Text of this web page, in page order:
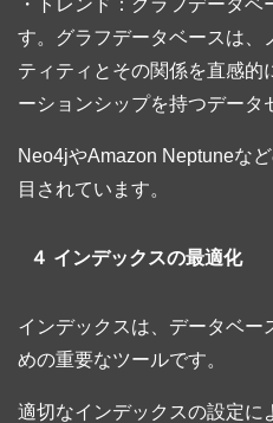
す。グラフデータベースは、
ティティとその関係を直感的
ーションシップを持つデータ
Neo4jやAmazon Neptuneな
目されています。
４ インデックスの最適化
インデックスは、データベー
めの重要なツールです。
適切なインデックスの設定に